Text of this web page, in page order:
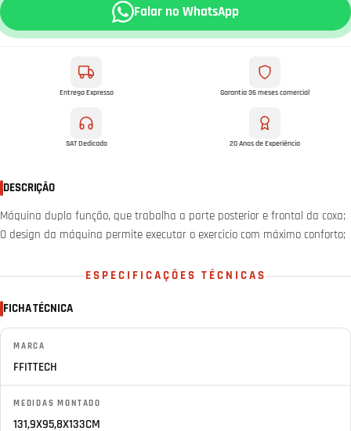
Falar no WhatsApp
Entrega Expresso Garantia 36 meses comercial
SAT Dedicado 20 Anos de Experiência
DESCRIÇÃO
Máquina dupla função, que trabalha a parte posterior e frontal da coxa;
O design da máquina permite executar o exercicio com máximo conforto;
ESPECIFICAÇÕES TÉCNICAS
FICHA TÉCNICA
MARCA
FFITTECH
MEDIDAS MONTADO
131,9X95,8X133CM